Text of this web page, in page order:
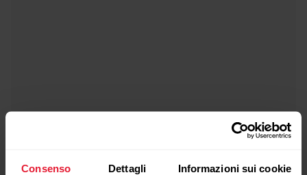
Consenso Dettagli Informazioni sui cookie